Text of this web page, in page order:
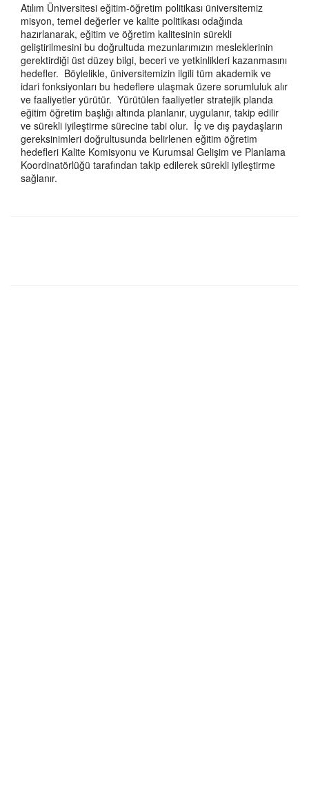
Atılım Üniversitesi eğitim-öğretim politikası üniversitemiz
misyon, temel değerler ve kalite politikası odağında
hazırlanarak, eğitim ve öğretim kalitesinin sürekli
geliştirilmesini bu doğrultuda mezunlarımızın mesleklerinin
gerektirdiği üst düzey bilgi, beceri ve yetkinlikleri kazanmasını
hedefler. Böylelikle, üniversitemizin ilgili tüm akademik ve
idari fonksiyonları bu hedeflere ulaşmak üzere sorumluluk alır
ve faaliyetler yürütür. Yürütülen faaliyetler stratejik planda
eğitim öğretim başlığı altında planlanır, uygulanır, takip edilir
ve sürekli iyileştirme sürecine tabi olur. İç ve dış paydaşların
gereksinimleri doğrultusunda belirlenen eğitim öğretim
hedefleri Kalite Komisyonu ve Kurumsal Gelişim ve Planlama
Koordinatörlüğü tarafından takip edilerek sürekli iyileştirme
sağlanır.